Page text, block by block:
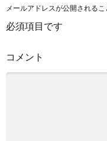
メールアドレスが公開されるこ
必須項目です
コメント